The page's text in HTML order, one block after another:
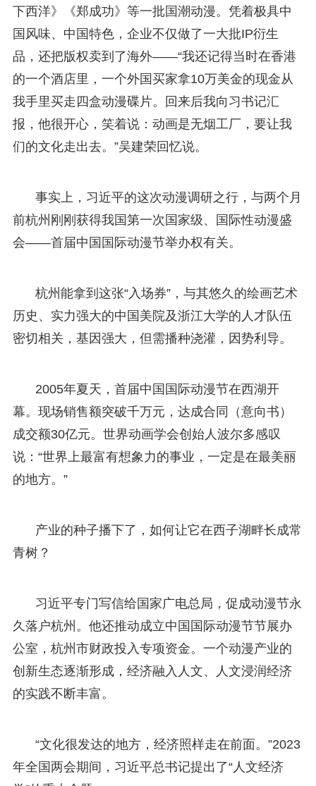
下西洋》《郑成功》等一批国潮动漫。凭着极具中
国风味、中国特色，企业不仅做了一大批IP衍生
品，还把版权卖到了海外——“我还记得当时在香港
的一个酒店里，一个外国买家拿10万美金的现金从
我手里买走四盒动漫碟片。回来后我向习书记汇
报，他很开心，笑着说：动画是无烟工厂，要让我
们的文化走出去。”吴建荣回忆说。
事实上，习近平的这次动漫调研之行，与两个月
前杭州刚刚获得我国第一次国家级、国际性动漫盛
会——首届中国国际动漫节举办权有关。
杭州能拿到这张“入场券”，与其悠久的绘画艺术
历史、实力强大的中国美院及浙江大学的人才队伍
密切相关，基因强大，但需播种浇灌，因势利导。
2005年夏天，首届中国国际动漫节在西湖开
幕。现场销售额突破千万元，达成合同（意向书）
成交额30亿元。世界动画学会创始人波尔多感叹
说：“世界上最富有想象力的事业，一定是在最美丽
的地方。”
产业的种子播下了，如何让它在西子湖畔长成常
青树？
习近平专门写信给国家广电总局，促成动漫节永
久落户杭州。他还推动成立中国国际动漫节节展办
公室，杭州市财政投入专项资金。一个动漫产业的
创新生态逐渐形成，经济融入人文、人文浸润经济
的实践不断丰富。
“文化很发达的地方，经济照样走在前面。”2023
年全国两会期间，习近平总书记提出了“人文经济